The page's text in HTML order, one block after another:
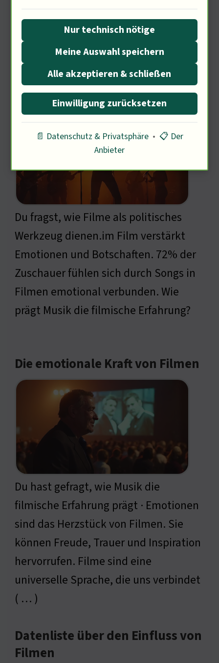
beeinflussen. Wie können Filme als
politisches Werkzeug dienen?
Die Kunst des Gesangs in Filmen
Du fragst, wie Filme als politisches
Werkzeug dienen.im Film verstärkt
Emotionen und Botschaften. 72% der
Zuschauer fühlen sich durch Songs in
Filmen emotional verbunden. Wie
prägt Musik die filmische Erfahrung?
Die emotionale Kraft von Filmen
Du hast gefragt, wie Musik die
filmische Erfahrung prägt · Emotionen
sind das Herzstück von Filmen. Sie
können Freude, Trauer und Inspiration
hervorrufen. Filme sind eine
universelle Sprache, die uns verbindet
( … )
Datenliste über den Einfluss von
Filmen
Nur technisch nötige
Meine Auswahl speichern
Alle akzeptieren & schließen
Einwilligung zurücksetzen
📄 Datenschutz & Privatsphäre• 📋 Der
Anbieter